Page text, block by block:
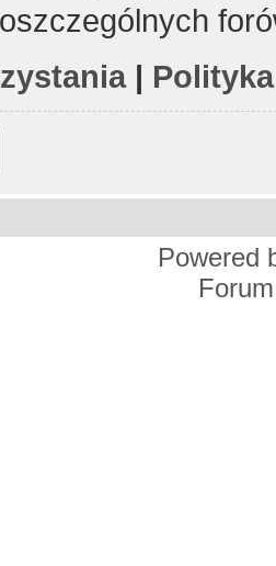
|
Powered